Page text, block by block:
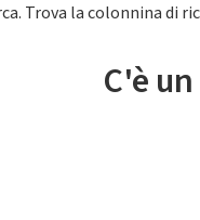
Trova la colonnina di
C'è